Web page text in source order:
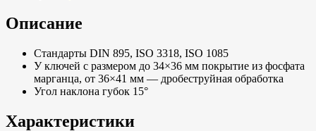
Описание
Стандарты DIN 895, ISO 3318, ISO 1085
У ключей с размером до 34×36 мм покрытие из фосфата
марганца, от 36×41 мм — дробеструйная обработка
Угол наклона губок 15°
Характеристики